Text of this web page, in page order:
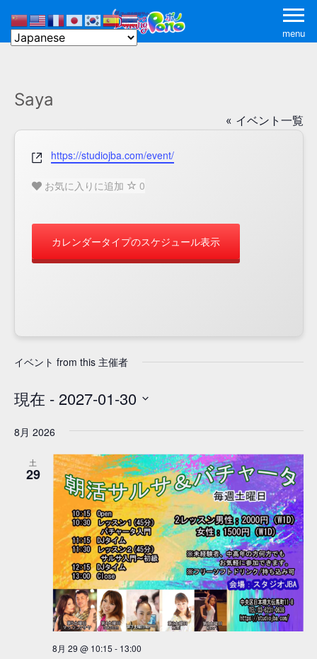
menu
Saya
« イベント一覧
Website
https://studiojba.com/event/
お気に入りに追加 0
カレンダータイプのスケジュール表示
イベント from this 主催者
現在 - 2027-01-30
付
8月 2026
土
29
8月 29 @ 10:15 - 13:00